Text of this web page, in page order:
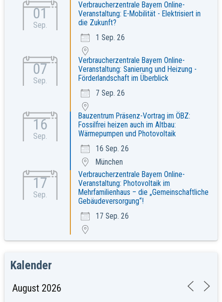
01
Sep.
Verbraucherzentrale Bayern Online-
Veranstaltung: E-Mobilität - Elektrisiert in
die Zukunft?
1 Sep. 26
07
Sep.
Verbraucherzentrale Bayern Online-
Veranstaltung: Sanierung und Heizung -
Förderlandschaft im Überblick
7 Sep. 26
16
Sep.
Bauzentrum Präsenz-Vortrag im ÖBZ:
Fossilfrei heizen auch im Altbau:
Wärmepumpen und Photovoltaik
16 Sep. 26
München
17
Sep.
Verbraucherzentrale Bayern Online-
Veranstaltung: Photovoltaik im
Mehrfamilienhaus – die „Gemeinschaftliche
Gebäudeversorgung“!
17 Sep. 26
Kalender